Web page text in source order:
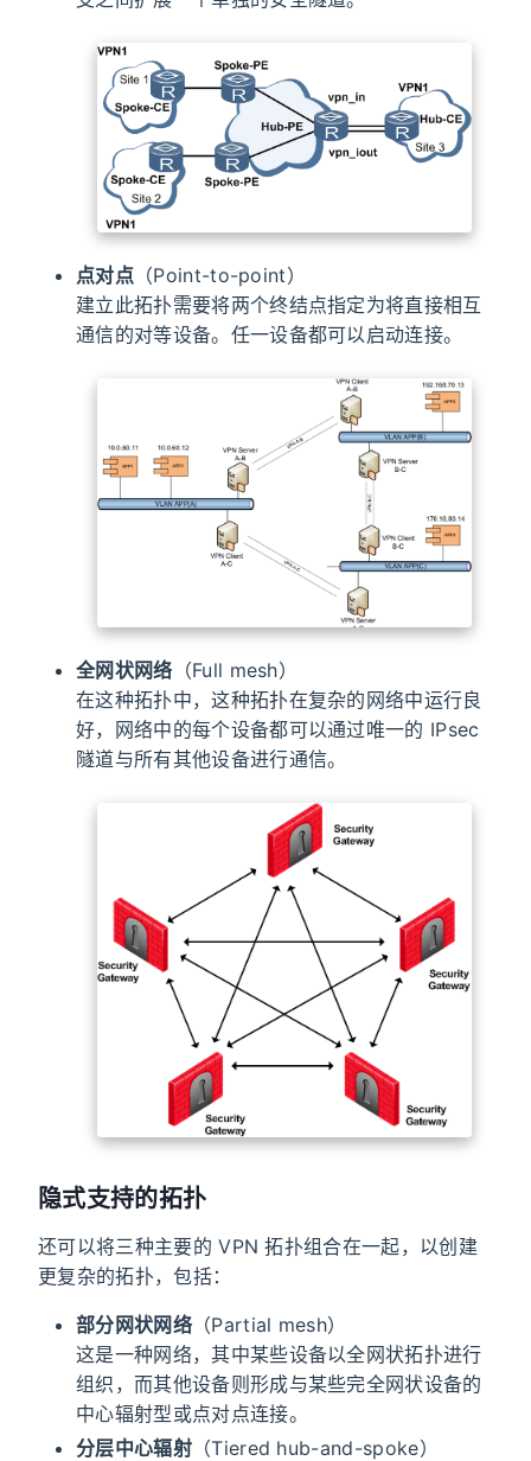
点对点（Point-to-point）
建立此拓扑需要将两个终结点指定为将直接相互
通信的对等设备。任一设备都可以启动连接。
全网状网络 （Full mesh）
在这种拓扑中，这种拓扑在复杂的网络中运行良
好，网络中的每个设备都可以通过唯一的 IPsec
隧道与所有其他设备进行通信。
隐式支持的拓扑
还可以将三种主要的 VPN 拓扑组合在一起，以创建
更复杂的拓扑，包括：
部分网状网络（Partial mesh）
这是一种网络，其中某些设备以全网状拓扑进行
组织，而其他设备则形成与某些完全网状设备的
中心辐射型或点对点连接。
分层中心辐射（Tiered hub-and-spoke）